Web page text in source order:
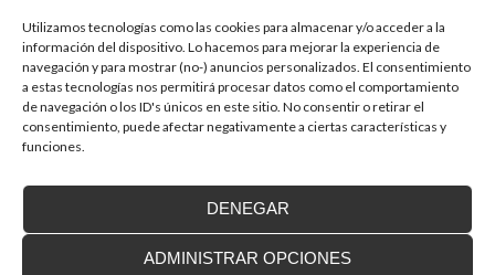
Utilizamos tecnologías como las cookies para almacenar y/o acceder a la
información del dispositivo. Lo hacemos para mejorar la experiencia de
navegación y para mostrar (no-) anuncios personalizados. El consentimiento
a estas tecnologías nos permitirá procesar datos como el comportamiento
de navegación o los ID's únicos en este sitio. No consentir o retirar el
consentimiento, puede afectar negativamente a ciertas características y
funciones.
DENEGAR
ADMINISTRAR OPCIONES
MAS NOTICIAS